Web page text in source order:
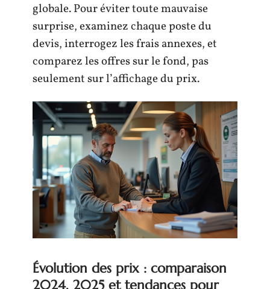
globale. Pour éviter toute mauvaise
surprise, examinez chaque poste du
devis, interrogez les frais annexes, et
comparez les offres sur le fond, pas
seulement sur l’affichage du prix.
Évolution des prix : comparaison
2024, 2025 et tendances pour